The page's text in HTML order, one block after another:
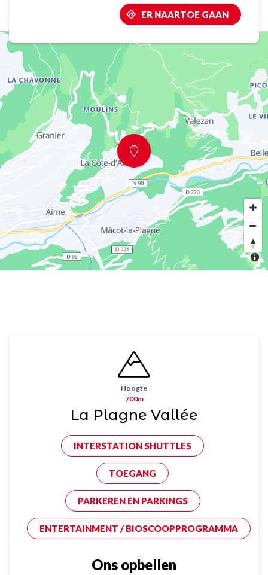
ER NAARTOE GAAN
Hoogte
700m
La Plagne Vallée
INTERSTATION SHUTTLES
TOEGANG
PARKEREN EN PARKINGS
ENTERTAINMENT / BIOSCOOPPROGRAMMA
Ons opbellen